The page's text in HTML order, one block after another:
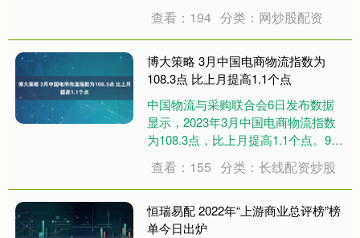
国际进口博览局副局长刘福学在推介
会上表示，2017年，巴拿马成为首个
同中国签署共建“一带一路”谅解备忘
录的....
查看：194 分类：网炒股配资
博大策略 3月中国电商物流指数为
108.3点 比上月提高1.1个点
中国物流与采购联合会6日发布数据
显示，2023年3月中国电商物流指数
为108.3点，比上月提高1.1个点。9个
外，总业务量指数、农村业务量指
数、实载率指数、履约率指数、成本
指数、库存周转指数、物流时效指数
和满意....
查看：155 分类：长线配资炒股
恒瑞易配 2022年“上游商业总评榜”榜
单今日出炉